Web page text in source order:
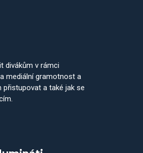
divákům v rámci
mediální gramotnost a
přistupovat a také jak se